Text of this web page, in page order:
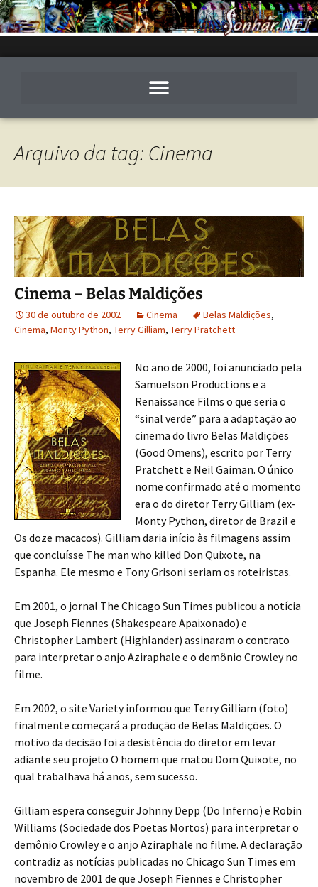
Arquivo da tag: Cinema
Cinema – Belas Maldições
30 de outubro de 2002 Cinema Belas Maldições,
Cinema, Monty Python, Terry Gilliam, Terry Pratchett
No ano de 2000, foi anunciado pela
Samuelson Productions e a
Renaissance Films o que seria o
“sinal verde” para a adaptação ao
cinema do livro Belas Maldições
(Good Omens), escrito por Terry
Pratchett e Neil Gaiman. O único
nome confirmado até o momento
era o do diretor Terry Gilliam (ex-
Monty Python, diretor de Brazil e
Os doze macacos). Gilliam daria início às filmagens assim
que concluísse The man who killed Don Quixote, na
Espanha. Ele mesmo e Tony Grisoni seriam os roteiristas.
Em 2001, o jornal The Chicago Sun Times publicou a notícia
que Joseph Fiennes (Shakespeare Apaixonado) e
Christopher Lambert (Highlander) assinaram o contrato
para interpretar o anjo Aziraphale e o demônio Crowley no
filme.
Em 2002, o site Variety informou que Terry Gilliam (foto)
finalmente começará a produção de Belas Maldições. O
motivo da decisão foi a desistência do diretor em levar
adiante seu projeto O homem que matou Dom Quixote, no
qual trabalhava há anos, sem sucesso.
Gilliam espera conseguir Johnny Depp (Do Inferno) e Robin
Williams (Sociedade dos Poetas Mortos) para interpretar o
demônio Crowley e o anjo Aziraphale no filme. A declaração
contradiz as notícias publicadas no Chicago Sun Times em
novembro de 2001 de que Joseph Fiennes e Christopher